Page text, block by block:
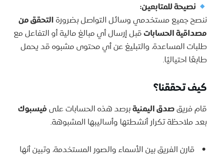
نصيحة للمتابعين:
ننصح جميع مستخدمي وسائل التواصل بضرورةالتحقق من
مصداقية الحساباتقبل إرسال أي مبالغ مالية أو التفاعل مع
طلبات المساعدة، والتبليغ عن أي محتوى مشبوه قد يحمل
طابعًا احتياليًا.
كيف تحققنا؟
قام فريقصدق اليمنيةبرصد هذه الحسابات علىفيسبوك
بعد ملاحظة تكرار أنشطتها وأساليبها المشبوهة.
قارن الفريق بين الأسماء والصور المستخدمة، وتبين أنها